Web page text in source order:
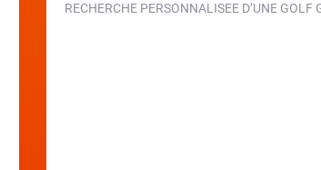
RECHERCHE PERSONNALISEE D’UNE GOLF